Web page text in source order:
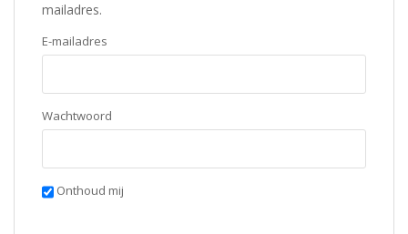
mailadres.
E-mailadres
Wachtwoord
Onthoud mij